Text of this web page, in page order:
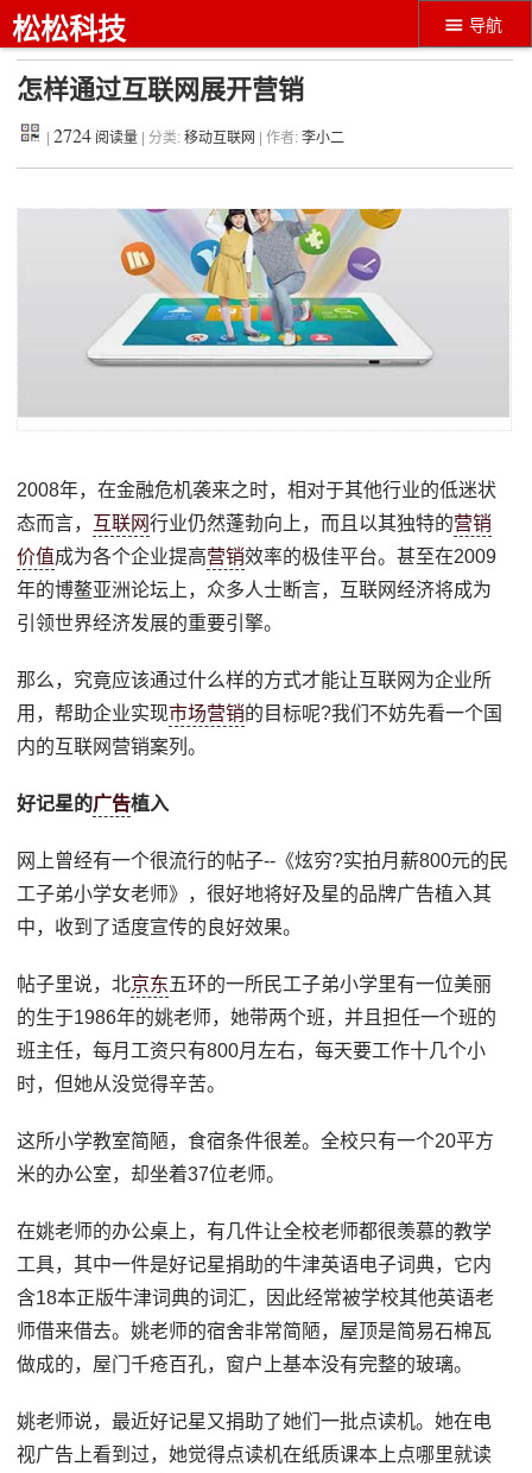
导航
松松科技
怎样通过互联网展开营销
|2724 阅读量 | 分类:移动互联网 | 作者:李小二
2008年，在金融危机袭来之时，相对于其他行业的低迷状
态而言， 互联网行业仍然蓬勃向上，而且以其独特的营销
价值成为各个企业提高营销效率的极佳平台。甚至在2009
年的博鳌亚洲论坛上，众多人士断言，互联网经济将成为
引领世界经济发展的重要引擎。
那么，究竟应该通过什么样的方式才能让互联网为企业所
用，帮助企业实现市场营销的目标呢?我们不妨先看一个国
内的互联网营销案列。
好记星的广告植入
网上曾经有一个很流行的帖子--《炫穷?实拍月薪800元的民
工子弟小学女老师》，很好地将好及星的品牌广告植入其
中，收到了适度宣传的良好效果。
帖子里说，北京东五环的一所民工子弟小学里有一位美丽
的生于1986年的姚老师，她带两个班，并且担任一个班的
班主任，每月工资只有800月左右，每天要工作十几个小
时，但她从没觉得辛苦。
这所小学教室简陋，食宿条件很差。全校只有一个20平方
米的办公室，却坐着37位老师。
在姚老师的办公桌上，有几件让全校老师都很羡慕的教学
工具，其中一件是好记星捐助的牛津英语电子词典，它内
含18本正版牛津词典的词汇，因此经常被学校其他英语老
师借来借去。姚老师的宿舍非常简陋，屋顶是简易石棉瓦
做成的，屋门千疮百孔，窗户上基本没有完整的玻璃。
姚老师说，最近好记星又捐助了她们一批点读机。她在电
视广告上看到过，她觉得点读机在纸质课本上点哪里就读